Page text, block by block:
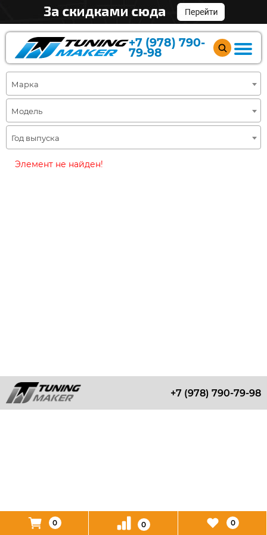
+7 (978) 790-
79-98
Марка
Модель
Год выпуска
Элемент не найден!
+7 (978) 790-79-98
0 0 0